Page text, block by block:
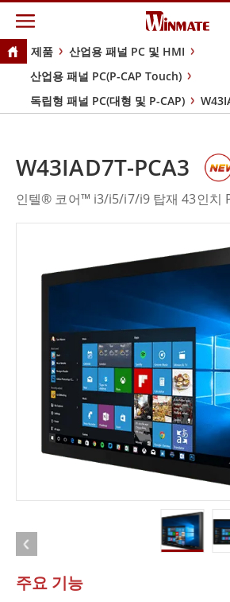
제품
산업용 패널 PC 및 HMI
산업용 패널 PC(P-CAP Touch)
독립형 패널 PC(대형 및 P-CAP)
주요 기능
W43IAD7T-PCA3
인텔® 코어™ i3/i5/i7/i9 탑재 43인치